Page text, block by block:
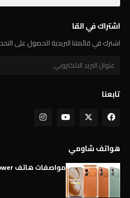
اشتراك في القا
اشترك في قائمتنا البريدية للحصول على
تابعنا
هواتف شاومي
مواصفات هاتف Xiaomi Poco M8 Power كاملة